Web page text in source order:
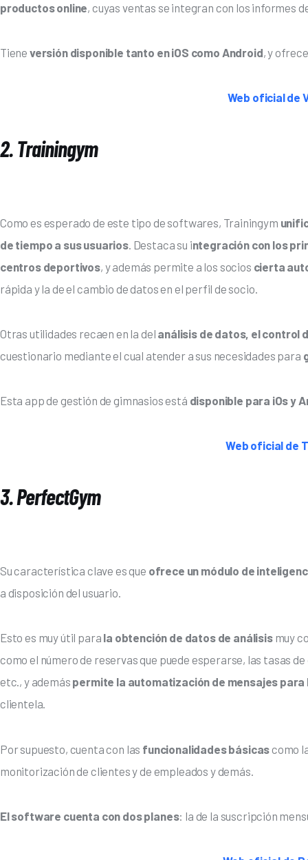
productos online, cuyas ventas se integran con los informes
Tiene versión disponible tanto en iOS como Android, y
Web oficial de
2. Trainingym
Como es esperado de este tipo de softwares, Trainingym
de tiempo a sus usuarios. Destaca su integración con los
centros deportivos, y además permite a los socios cierta
rápida y la de el cambio de datos en el perfil de socio.
Otras utilidades recaen en la del análisis de datos, el control
cuestionario mediante el cual atender a sus necesidades para
Esta app de gestión de gimnasios está disponible para iOs y
Web oficial de
3. PerfectGym
Su característica clave es que ofrece un módulo de
a disposición del usuario.
Esto es muy útil para la obtención de datos de análisis muy
como el número de reservas que puede esperarse, las tasas
etc., y además permite la automatización de mensajes
clientela.
Por supuesto, cuenta con las funcionalidades básicas como
monitorización de clientes y de empleados y demás.
El software cuenta con dos planes: la de la suscripción